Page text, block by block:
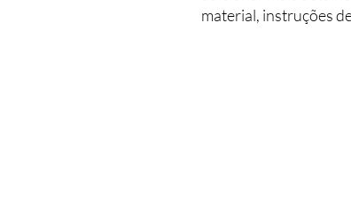
material, instruções